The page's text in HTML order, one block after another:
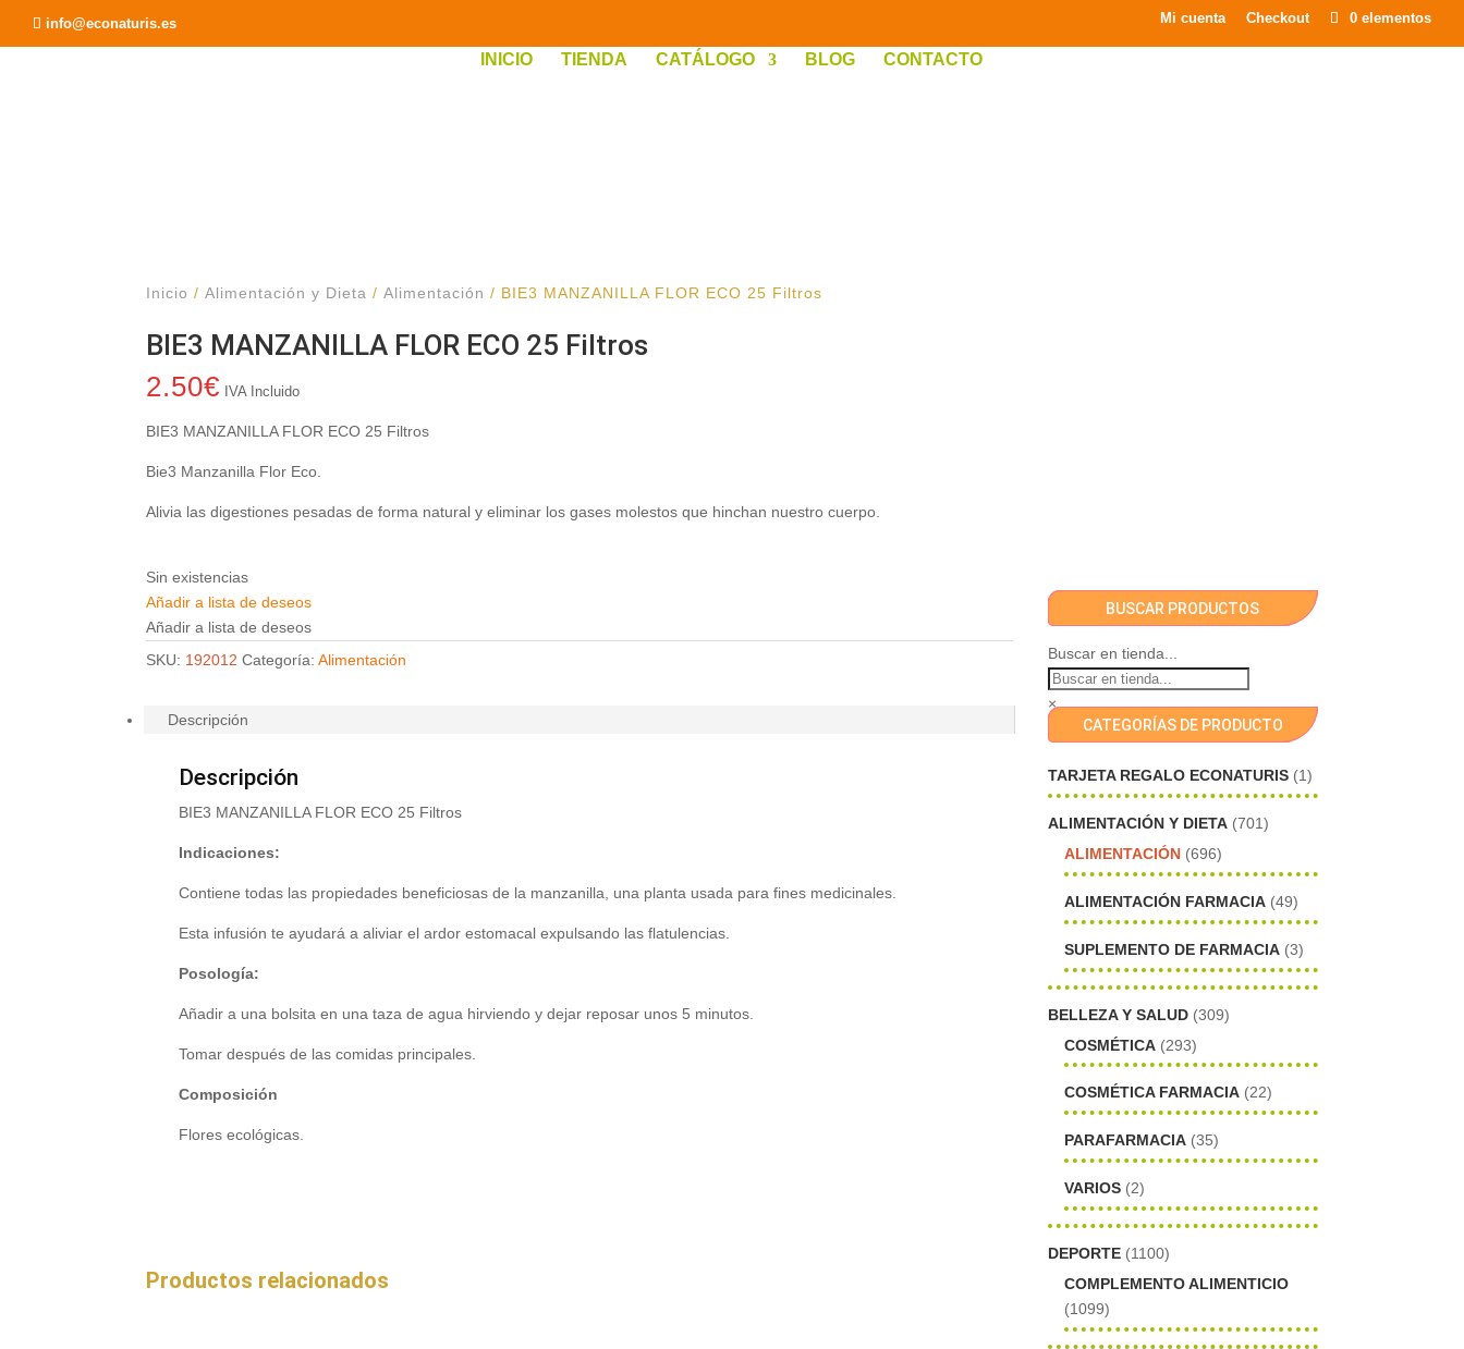
info@econaturis.es Mi cuenta Checkout 0 elementos
INICIO TIENDA CATÁLOGO BLOG CONTACTO
Inicio /Alimentación y Dieta /Alimentación / BIE3 MANZANILLA FLOR ECO 25 Filtros
BIE3 MANZANILLA FLOR ECO 25 Filtros
2.50€ IVA Incluido
BIE3 MANZANILLA FLOR ECO 25 Filtros
Bie3 Manzanilla Flor Eco.
Alivia las digestiones pesadas de forma natural y eliminar los gases molestos que hinchan nuestro cuerpo.
Sin existencias
Añadir a lista de deseos
Añadir a lista de deseos
SKU: 192012 Categoría:Alimentación
Descripción
Descripción
BIE3 MANZANILLA FLOR ECO 25 Filtros
Indicaciones:
Contiene todas las propiedades beneficiosas de la manzanilla, una planta usada para fines medicinales.
Esta infusión te ayudará a aliviar el ardor estomacal expulsando las flatulencias.
Posología:
Añadir a una bolsita en una taza de agua hirviendo y dejar reposar unos 5 minutos.
Tomar después de las comidas principales.
Composición
Flores ecológicas.
Productos relacionados
BUSCAR PRODUCTOS
Buscar en tienda...
×
CATEGORÍAS DE PRODUCTO
TARJETA REGALO ECONATURIS (1)
ALIMENTACIÓN Y DIETA (701)
ALIMENTACIÓN (696)
ALIMENTACIÓN FARMACIA (49)
SUPLEMENTO DE FARMACIA (3)
BELLEZA Y SALUD (309)
COSMÉTICA (293)
COSMÉTICA FARMACIA (22)
PARAFARMACIA (35)
VARIOS (2)
DEPORTE (1100)
COMPLEMENTO ALIMENTICIO
(1099)